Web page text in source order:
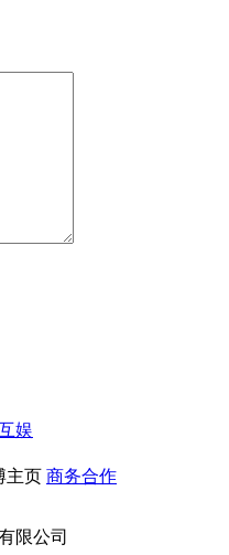
娱
主页 商务合作
限公司